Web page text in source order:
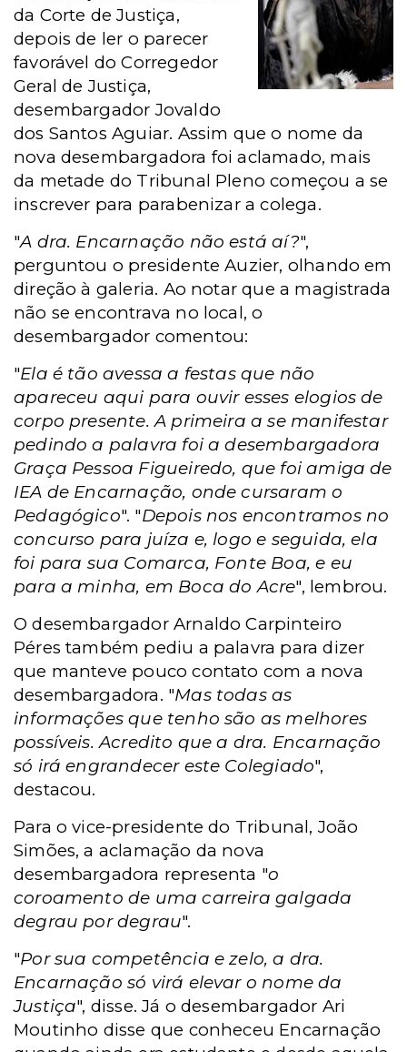
da Corte de Justiça,
depois de ler o parecer
favorável do Corregedor
Geral de Justiça,
desembargador Jovaldo
dos Santos Aguiar. Assim que o nome da
nova desembargadora foi aclamado, mais
da metade do Tribunal Pleno começou a se
inscrever para parabenizar a colega.
"A dra. Encarnação não está aí?",
perguntou o presidente Auzier, olhando em
direção à galeria. Ao notar que a magistrada
não se encontrava no local, o
desembargador comentou:
"Ela é tão avessa a festas que não
apareceu aqui para ouvir esses elogios de
corpo presente. A primeira a se manifestar
pedindo a palavra foi a desembargadora
Graça Pessoa Figueiredo, que foi amiga de
IEA de Encarnação, onde cursaram o
Pedagógico". "Depois nos encontramos no
concurso para juíza e, logo e seguida, ela
foi para sua Comarca, Fonte Boa, e eu
para a minha, em Boca do Acre", lembrou.
O desembargador Arnaldo Carpinteiro
Péres também pediu a palavra para dizer
que manteve pouco contato com a nova
desembargadora. "Mas todas as
informações que tenho são as melhores
possíveis. Acredito que a dra. Encarnação
só irá engrandecer este Colegiado",
destacou.
Para o vice-presidente do Tribunal, João
Simões, a aclamação da nova
desembargadora representa "o
coroamento de uma carreira galgada
degrau por degrau".
"Por sua competência e zelo, a dra.
Encarnação só virá elevar o nome da
Justiça", disse. Já o desembargador Ari
Moutinho disse que conheceu Encarnação